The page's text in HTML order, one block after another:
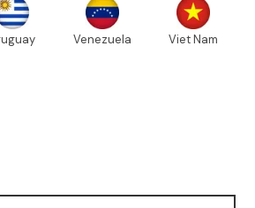
Venezuela Viet Nam